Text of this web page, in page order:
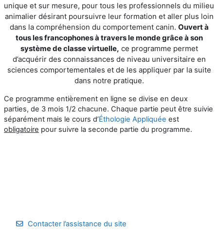
unique et sur mesure, pour tous les professionnels du milieu
animalier désirant poursuivre leur formation et aller plus loin
dans la compréhension du comportement canin. Ouvert à
tous les francophones à travers le monde grâce à son
système de classe virtuelle, ce programme permet
d’acquérir des connaissances de niveau universitaire en
sciences comportementales et de les appliquer par la suite
dans notre pratique.
Ce programme entièrement en ligne se divise en deux
parties, de 3 mois 1/2 chacune. Chaque partie peut être suivie
séparément mais le cours d’Éthologie Appliquée est
obligatoire pour suivre la seconde partie du programme.
Contacter l’assistance du site